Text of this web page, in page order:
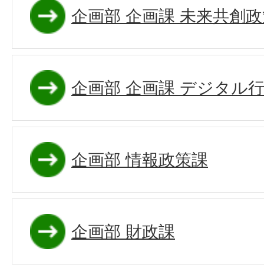
企画部 企画課 未来共創
企画部 企画課 デジタル
企画部 情報政策課
企画部 財政課